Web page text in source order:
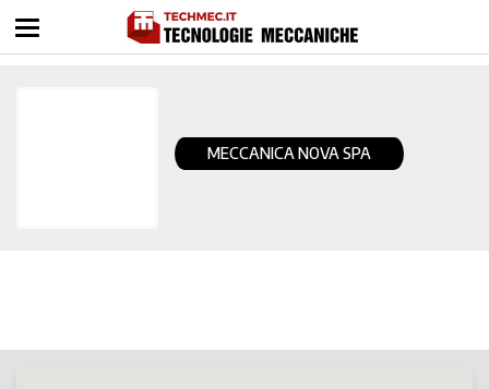
MECCANICA NOVA SPA